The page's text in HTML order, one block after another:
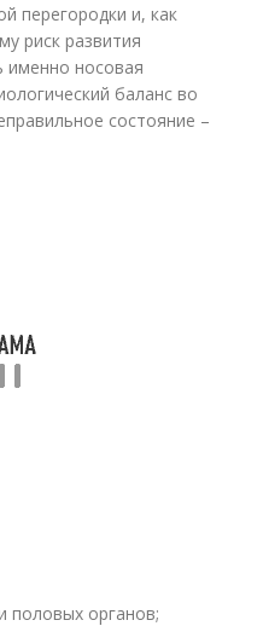
перегородки и, как
риск развития
именно носовая
баланс во
состояние –
половых органов;